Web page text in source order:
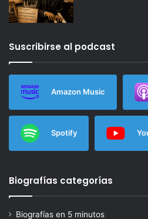
Suscribirse al podcast
Amazon Music
Spotify
Biografías categorías
Biografías en 5 minutos